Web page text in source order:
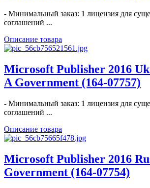
- Минимальный заказ: 1 лицензия для
соглашений ...
Описание товара
Microsoft Publisher 2016
A Government (164-07757)
- Минимальный заказ: 1 лицензия для
соглашений ...
Описание товара
Microsoft Publisher 2016
Government (164-07754)